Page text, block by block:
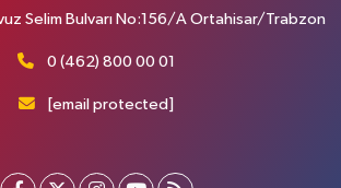
Selim Bulvarı No:156/A Ortahisar/Trabzon
0 (462) 800 00 01
[email protected]